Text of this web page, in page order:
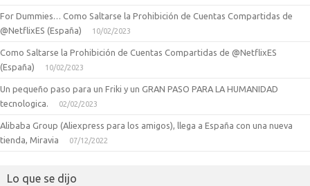
For Dummies… Como Saltarse la Prohibición de Cuentas Compartidas de
@NetflixES (España)
10/02/2023
Como Saltarse la Prohibición de Cuentas Compartidas de @NetflixES
(España)
10/02/2023
Un pequeño paso para un Friki y un GRAN PASO PARA LA HUMANIDAD
tecnologica.
02/02/2023
Alibaba Group (Aliexpress para los amigos), llega a España con una nueva
tienda, Miravia
07/12/2022
Lo que se dijo